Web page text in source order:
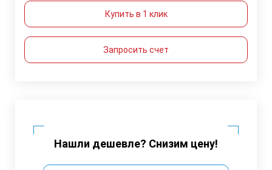
Купить в 1 клик
Запросить счет
Нашли дешевле? Снизим цену!